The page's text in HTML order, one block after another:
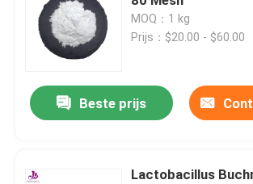
MOQ：1 kg
Prijs：$20.00 - $60.00
Beste prijs
Lactobacillus